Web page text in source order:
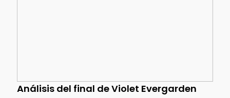
Análisis del final de Violet Evergarden